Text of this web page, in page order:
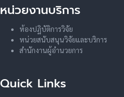
หน่วยงานบริการ
ห้องปฏิบัติการวิจัย
หน่วยสนับสนุนวิจัยและบริการ
สำนักงานผู้อำนวยการ
Quick Links